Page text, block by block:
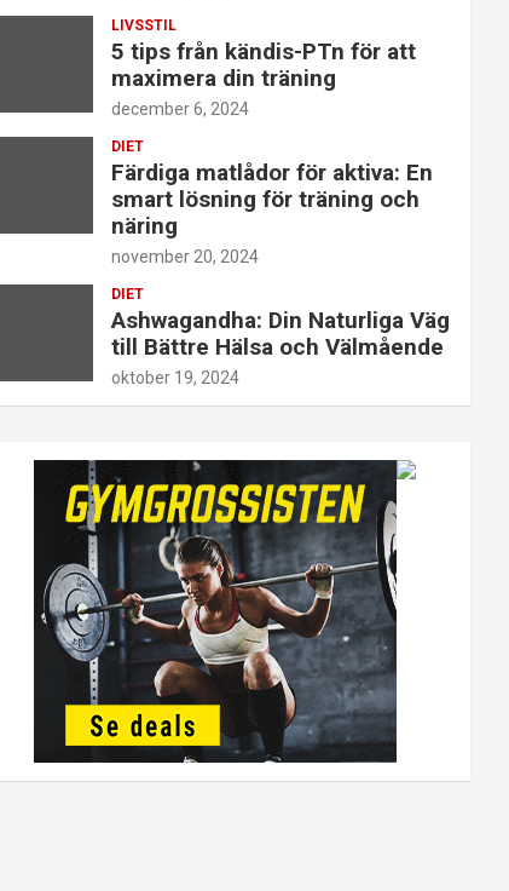
LIVSSTIL
5 tips från kändis-PTn för att
maximera din träning
december 6, 2024
DIET
Färdiga matlådor för aktiva: En
smart lösning för träning och
näring
november 20, 2024
DIET
Ashwagandha: Din Naturliga Väg
till Bättre Hälsa och Välmående
oktober 19, 2024